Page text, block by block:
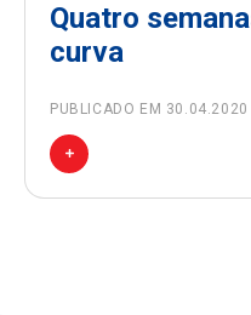
Quatro
curva
PUBLICADO EM 30.04.2020